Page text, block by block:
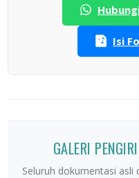
Isi
GALERI
Seluruh dokumentasi asli